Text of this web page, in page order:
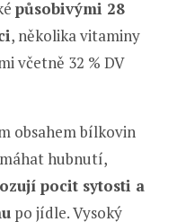
působivými 28
, několika vitaminy
včetně 32 % DV
obsahem bílkovin
hubnutí,
pocit sytosti a
po jídle. Vysoký